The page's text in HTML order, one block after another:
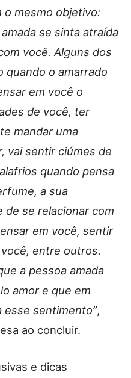
o mesmo objetivo:
se sinta atraída
você. Alguns dos
quando o amarrado
em você o
de você, ter
mandar uma
vai sentir ciúmes de
quando pensa
a sua
de se relacionar com
em você, sentir
entre outros.
a pessoa amada
amor e que em
esse sentimento”,
ao concluir.
e dicas